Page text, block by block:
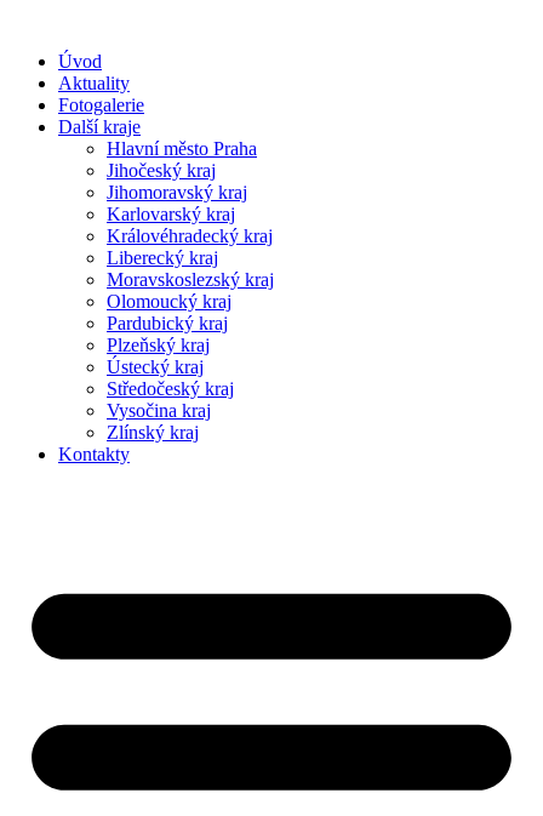
Úvod
Aktuality
Fotogalerie
Další kraje
Hlavní město Praha
Jihočeský kraj
Jihomoravský kraj
Karlovarský kraj
Královéhradecký kraj
Liberecký kraj
Moravskoslezský kraj
Olomoucký kraj
Pardubický kraj
Plzeňský kraj
Ústecký kraj
Středočeský kraj
Vysočina kraj
Zlínský kraj
Kontakty